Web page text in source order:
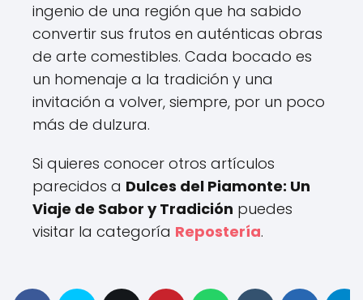
ingenio de una región que ha sabido
convertir sus frutos en auténticas obras
de arte comestibles. Cada bocado es
un homenaje a la tradición y una
invitación a volver, siempre, por un poco
más de dulzura.
Si quieres conocer otros artículos
parecidos a Dulces del Piamonte: Un
Viaje de Sabor y Tradición puedes
visitar la categoría Repostería.